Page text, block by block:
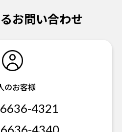
お問い合わせ
のお客様
4321